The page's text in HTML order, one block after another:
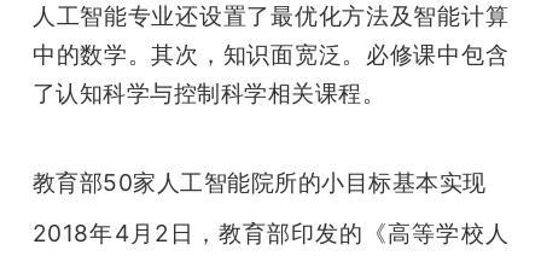
人工智能专业还设置了最优化方法及智能计算
中的数学。其次，知识面宽泛。必修课中包含
了认知科学与控制科学相关课程。
教育部50家人工智能院所的小目标基本实现
2018年4月2日，教育部印发的《高等学校人